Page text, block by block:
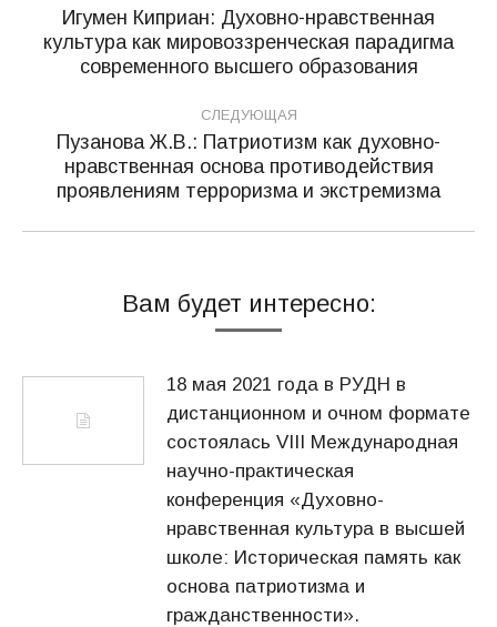
записям
Предыдущая
запись:
Игумен Киприан: Духовно-нравственная
культура как мировоззренческая парадигма
современного высшего образования
СЛЕДУЮЩАЯ
Следующая
запись:
Пузанова Ж.В.: Патриотизм как духовно-
нравственная основа противодействия
проявлениям терроризма и экстремизма
Вам будет интересно:
18 мая 2021 года в РУДН в
дистанционном и очном формате
состоялась VIII Международная
научно-практическая
конференция «Духовно-
нравственная культура в высшей
школе: Историческая память как
основа патриотизма и
гражданственности».